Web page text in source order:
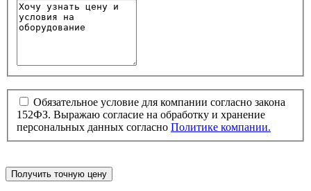
Обязательное условие для компании согласно закона
152ФЗ. Выражаю согласие на обработку и хранение
персональных данных согласно Политике компании.
Получить точную цену